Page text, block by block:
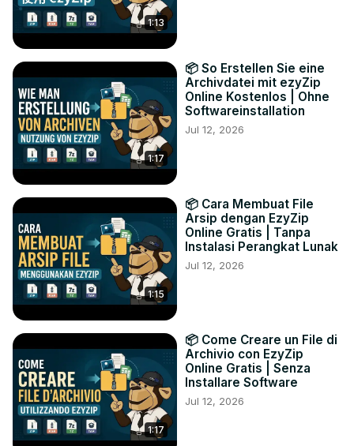
1:13
1:17
📦 So Erstellen Sie eine
Archivdatei mit ezyZip
Online Kostenlos | Ohne
Softwareinstallation
Jul 12, 2026
1:15
📦 Cara Membuat File
Arsip dengan EzyZip
Online Gratis | Tanpa
Instalasi Perangkat Lunak
Jul 12, 2026
1:17
📦 Come Creare un File di
Archivio con EzyZip
Online Gratis | Senza
Installare Software
Jul 12, 2026